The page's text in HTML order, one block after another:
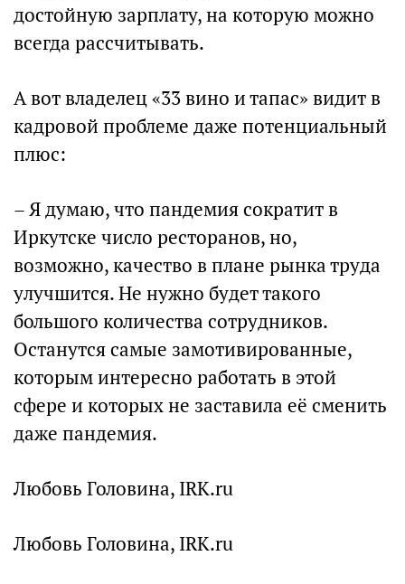
достойную зарплату, на которую можно
всегда рассчитывать.
А вот владелец «33 вино и тапас» видит в
кадровой проблеме даже потенциальный
плюс:
– Я думаю, что пандемия сократит в
Иркутске число ресторанов, но,
возможно, качество в плане рынка труда
улучшится. Не нужно будет такого
большого количества сотрудников.
Останутся самые замотивированные,
которым интересно работать в этой
сфере и которых не заставила её сменить
даже пандемия.
Любовь Головина, IRK.ru
Любовь Головина, IRK.ru